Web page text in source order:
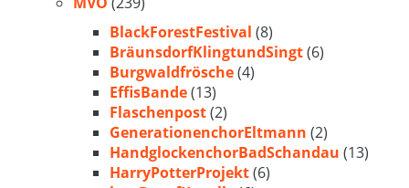
BlackForestFestival (8)
BräunsdorfKlingtundSingt(6)
Burgwaldfrösche(4)
EffisBande(13)
Flaschenpost(2)
GenerationenchorEltmann (2)
HandglockenchorBadSchandau (13)
HarryPotterProjekt(6)